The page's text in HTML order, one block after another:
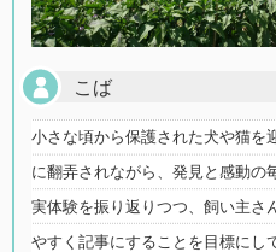
こば
小さな頃から保護された犬や猫を
に翻弄されながら、発見と感動の
実体験を振り返りつつ、飼い主さ
やすく記事にすることを目標にし